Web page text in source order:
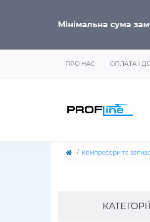
Мінімальна сума
ПРО НАС ОПЛАТА І
Компресори та
КАТЕГОРІЇ